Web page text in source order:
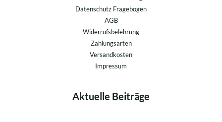
Datenschutz Fragebogen
AGB
Widerrufsbelehrung
Zahlungsarten
Versandkosten
Impressum
Aktuelle Beiträge